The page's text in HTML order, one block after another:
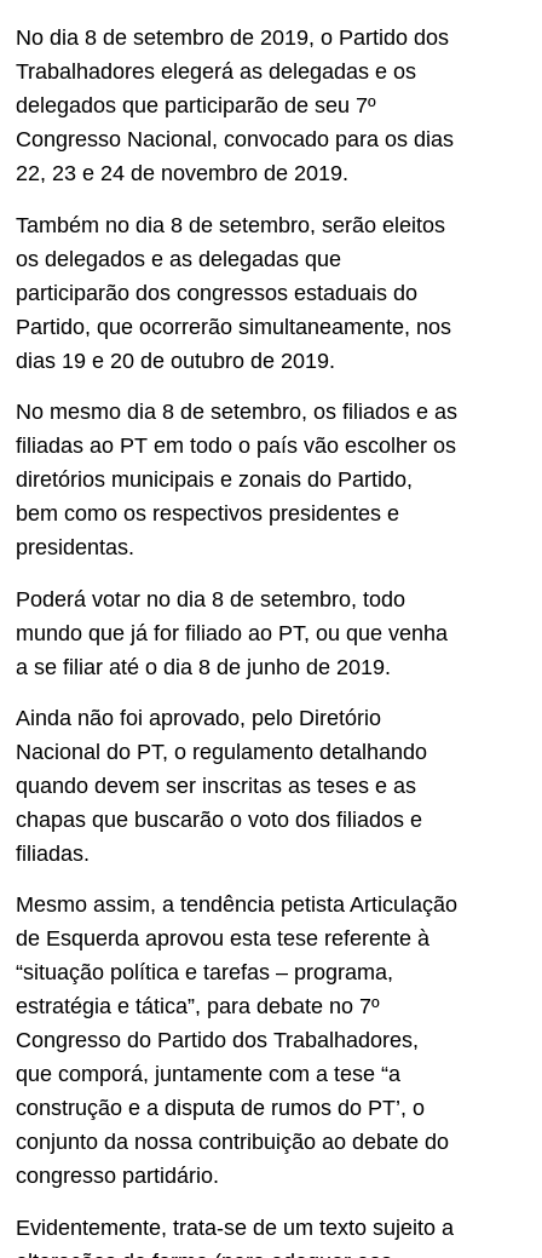
No dia 8 de setembro de 2019, o Partido dos
Trabalhadores elegerá as delegadas e os
delegados que participarão de seu 7º
Congresso Nacional, convocado para os dias
22, 23 e 24 de novembro de 2019.
Também no dia 8 de setembro, serão eleitos
os delegados e as delegadas que
participarão dos congressos estaduais do
Partido, que ocorrerão simultaneamente, nos
dias 19 e 20 de outubro de 2019.
No mesmo dia 8 de setembro, os filiados e as
filiadas ao PT em todo o país vão escolher os
diretórios municipais e zonais do Partido,
bem como os respectivos presidentes e
presidentas.
Poderá votar no dia 8 de setembro, todo
mundo que já for filiado ao PT, ou que venha
a se filiar até o dia 8 de junho de 2019.
Ainda não foi aprovado, pelo Diretório
Nacional do PT, o regulamento detalhando
quando devem ser inscritas as teses e as
chapas que buscarão o voto dos filiados e
filiadas.
Mesmo assim, a tendência petista Articulação
de Esquerda aprovou esta tese referente à
“situação política e tarefas – programa,
estratégia e tática”, para debate no 7º
Congresso do Partido dos Trabalhadores,
que comporá, juntamente com a tese “a
construção e a disputa de rumos do PT’, o
conjunto da nossa contribuição ao debate do
congresso partidário.
Evidentemente, trata-se de um texto sujeito a